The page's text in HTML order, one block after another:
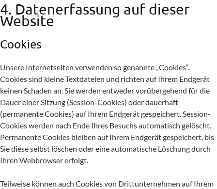
4. Datenerfassung auf dieser
Website
Cookies
Unsere Internetseiten verwenden so genannte „Cookies“.
Cookies sind kleine Textdateien und richten auf Ihrem Endgerät
keinen Schaden an. Sie werden entweder vorübergehend für die
Dauer einer Sitzung (Session-Cookies) oder dauerhaft
(permanente Cookies) auf Ihrem Endgerät gespeichert. Session-
Cookies werden nach Ende Ihres Besuchs automatisch gelöscht.
Permanente Cookies bleiben auf Ihrem Endgerät gespeichert, bis
Sie diese selbst löschen oder eine automatische Löschung durch
Ihren Webbrowser erfolgt.
Teilweise können auch Cookies von Drittunternehmen auf Ihrem